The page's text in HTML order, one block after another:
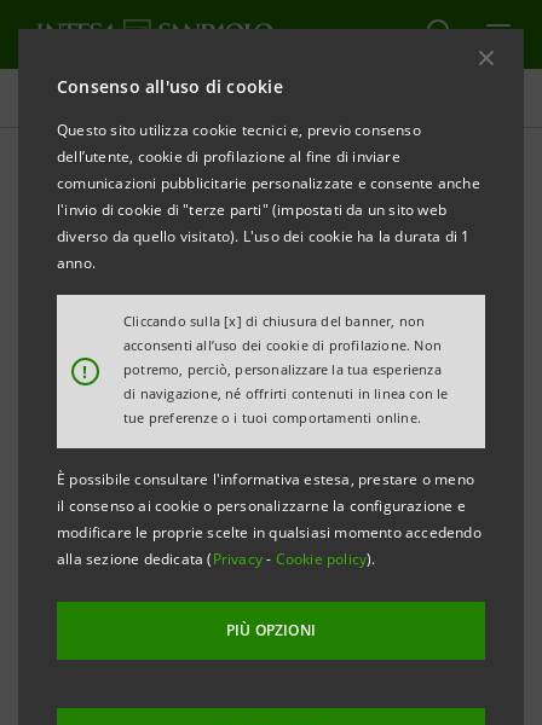
Consenso all'uso di cookie
Questo sito utilizza cookie tecnici e, previo consenso
dell’utente, cookie di profilazione al fine di inviare
comunicazioni pubblicitarie personalizzate e consente anche
l'invio di cookie di "terze parti" (impostati da un sito web
diverso da quello visitato). L'uso dei cookie ha la durata di 1
anno.
!
Cliccando sulla [x] di chiusura del banner, non
acconsenti all’uso dei cookie di profilazione. Non
potremo, perciò, personalizzare la tua esperienza
di navigazione, né offrirti contenuti in linea con le
tue preferenze o i tuoi comportamenti online.
È possibile consultare l'informativa estesa, prestare o meno
il consenso ai cookie o personalizzarne la configurazione e
modificare le proprie scelte in qualsiasi momento accedendo
alla sezione dedicata (Privacy- Cookie policy).
PIÙ OPZIONI
Tutti i progetti
ECONOMIA
Premio Marisa Bellisario
2026